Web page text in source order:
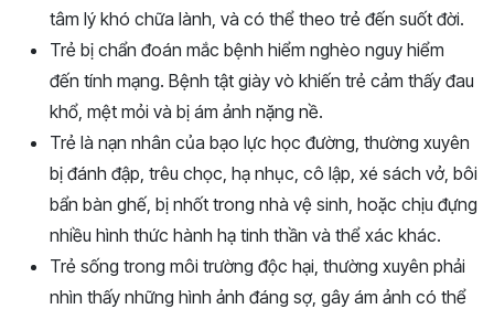
tâm lý khó chữa lành, và có thể theo trẻ đến suốt đời.
Trẻ bị chẩn đoán mắc bệnh hiểm nghèo nguy hiểm
đến tính mạng. Bệnh tật giày vò khiến trẻ cảm thấy đau
khổ, mệt mỏi và bị ám ảnh nặng nề.
Trẻ là nạn nhân của bạo lực học đường, thường xuyên
bị đánh đập, trêu chọc, hạ nhục, cô lập, xé sách vở, bôi
bẩn bàn ghế, bị nhốt trong nhà vệ sinh, hoặc chịu đựng
nhiều hình thức hành hạ tinh thần và thể xác khác.
Trẻ sống trong môi trường độc hại, thường xuyên phải
nhìn thấy những hình ảnh đáng sợ, gây ám ảnh có thể